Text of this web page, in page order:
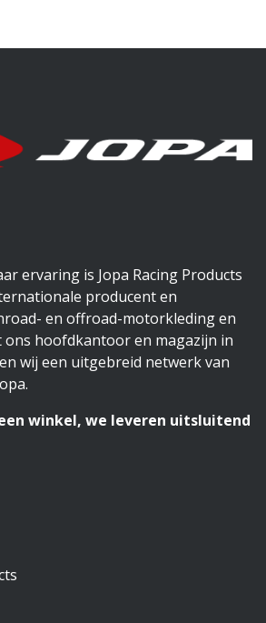
ervaring is Jopa Racing Products
producent en
en offroad-motorkleding en
ons hoofdkantoor en magazijn in
wij een uitgebreid netwerk van
winkel, we leveren uitsluitend